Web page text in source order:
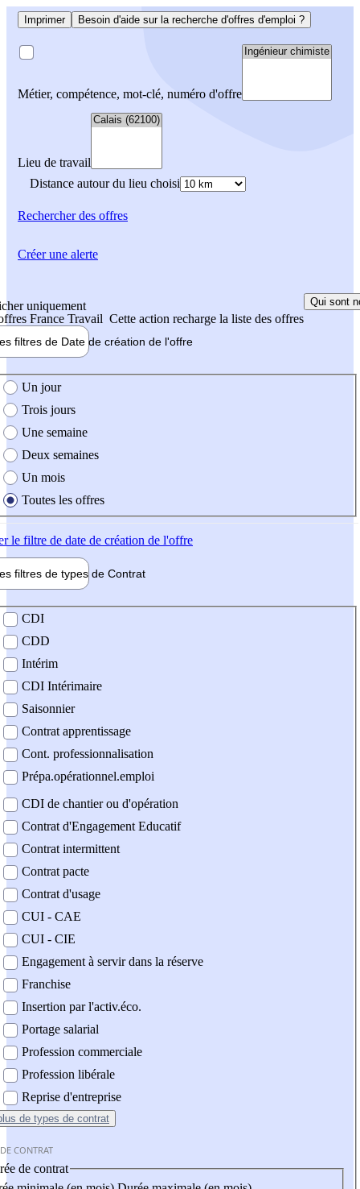
Imprimer Besoin d'aide sur la recherche d'offres d'emploi ?
Métier, compétence, mot-clé, numéro d'offre
Lieu de travail
Distance autour du lieu choisi
Rechercherdes offres
uniquement
France Travail Cette action recharge la liste des offres
Qui sont
filtres de Date de création de l'offre
création de l'offre
Un jour
Trois jours
Une semaine
Deux semaines
Un mois
Toutes les offres
le filtre de date de création de l'offre
filtres de types de Contrat
contrat
CDI
CDD
Intérim
CDI Intérimaire
Saisonnier
Contrat apprentissage
Cont. professionnalisation
Prépa.opérationnel.emploi
CDI de chantier ou d'opération
Contrat d'Engagement Educatif
Contrat intermittent
Contrat pacte
Contrat d'usage
CUI - CAE
CUI - CIE
Engagement à servir dans la réserve
Franchise
Insertion par l'activ.éco.
Portage salarial
Profession commerciale
Profession libérale
Reprise d'entreprise
de types de contrat
CONTRAT
de contrat
Créer une alerte